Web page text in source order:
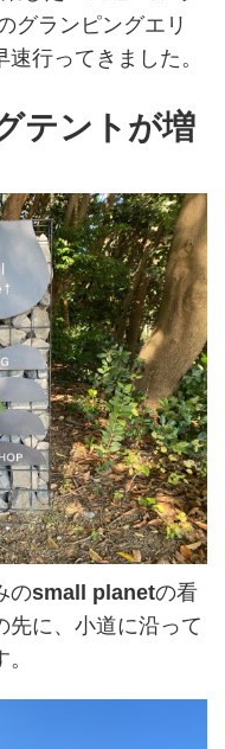
グランピングエリ
行ってきました。
テントが増
のsmall planetの看
先に、小道に沿って